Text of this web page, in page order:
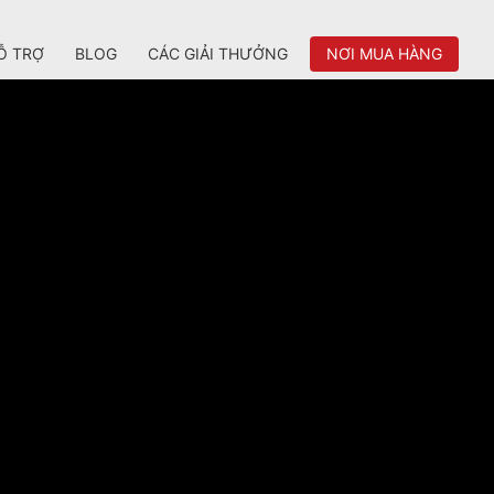
TRỢ BLOG CÁC GIẢI THƯỞNG NƠI MUA HÀNG